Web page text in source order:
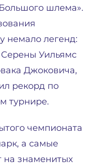
шлема».
немало легенд:
Уильямс
Джоковича,
рекорд по
турнире.
чемпионата
а самые
на знаменитых